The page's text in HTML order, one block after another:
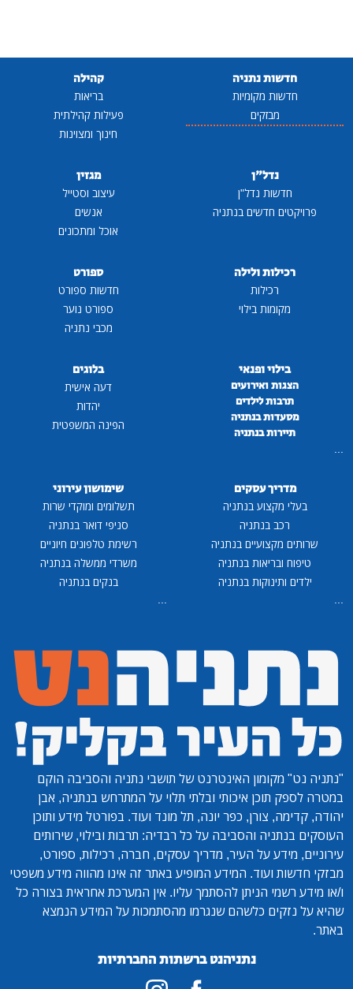
חדשות נתניה
חדשות מקומיות
מבזקים
קהילה
בריאות
פעילות קהילתית
חינוך ומצוינות
נדל"ן
חדשות נדל"ן
פרויקטים חדשים בנתניה
מגזין
עיצוב וסטייל
אנשים
אוכל ומתכונים
רכילות ולילה
רכילות
מקומות בילוי
ספורט
חדשות ספורט
ספורט נוער
מכבי נתניה
בילוי ופנאי
הצגות ואירועים
תרבות לילדים
מסעדות בנתניה
תיירות בנתניה
...
בלוגים
דעה אישית
יהדות
הפינה המשפטית
מדריך עסקים
בעלי מקצוע בנתניה
רכב בנתניה
שרותים מקצועיים בנתניה
טיפוח ובריאות בנתניה
ילדים ותינוקות בנתניה
...
שימושון עירוני
תשלומים ומוקדי שרות
סניפי דואר בנתניה
רשימת טלפונים חיוניים
משרדי ממשלה בנתניה
בנקים בנתניה
...
"נתניה נט" מקומון האינטרנט של תושבי נתניה והסביבה הוקם
במטרה לספק תוכן איכותי ובלתי תלוי על המתרחש בנתניה, אבן
יהודה, קדימה, צורן, כפר יונה, תל מונד ועוד. בפורטל מידע ותוכן
העוסקים בנתניה והסביבה על כל רבדיה: תרבות ובילוי, שירותים
עירוניים, מידע על העיר, מדריך עסקים, חברה, רכילות, ספורט,
מבזקי חדשות ועוד. המידע המופיע באתר זה אינו מהווה מידע משפטי
ו/או מידע רשמי הניתן להסתמך עליו. אין המערכת אחראית בצורה כל
שהיא על נזקים כלשהם שנגרמו מהסתמכות על המידע הנמצא
באתר.
נתניהנט ברשתות החברתיות